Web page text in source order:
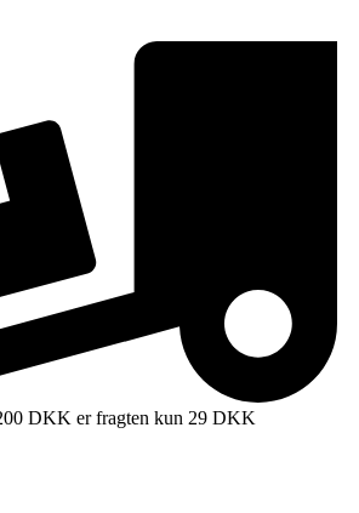
DKK er fragten kun 29 DKK